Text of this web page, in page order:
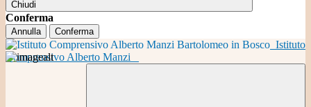
Chiudi
Conferma
Annulla Conferma
Istituto
Comprensivo Alberto Manzi